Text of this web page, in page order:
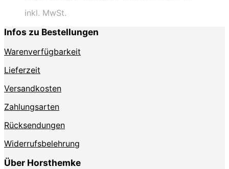
inkl. MwSt.
Infos zu Bestellungen
Warenverfügbarkeit
Lieferzeit
Versandkosten
Zahlungsarten
Rücksendungen
Widerrufsbelehrung
Über Horsthemke